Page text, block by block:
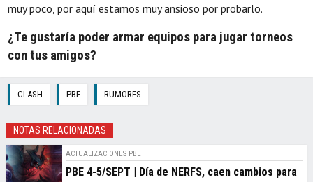
muy poco, por aquí estamos muy ansioso por probarlo.
¿Te gustaría poder armar equipos para jugar torneos
con tus amigos?
CLASH PBE RUMORES
NOTAS RELACIONADAS
ACTUALIZACIONES PBE
PBE 4-5/SEPT | Día de NERFS, caen cambios para